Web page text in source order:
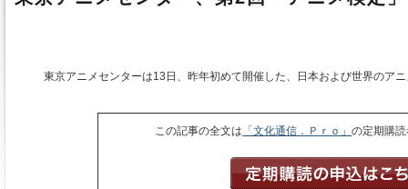
東京アニメセンターは13日、昨年初めて開催した、日本および世界のア
この記事の全文は 「文化通信．Ｐｒｏ」の定期購